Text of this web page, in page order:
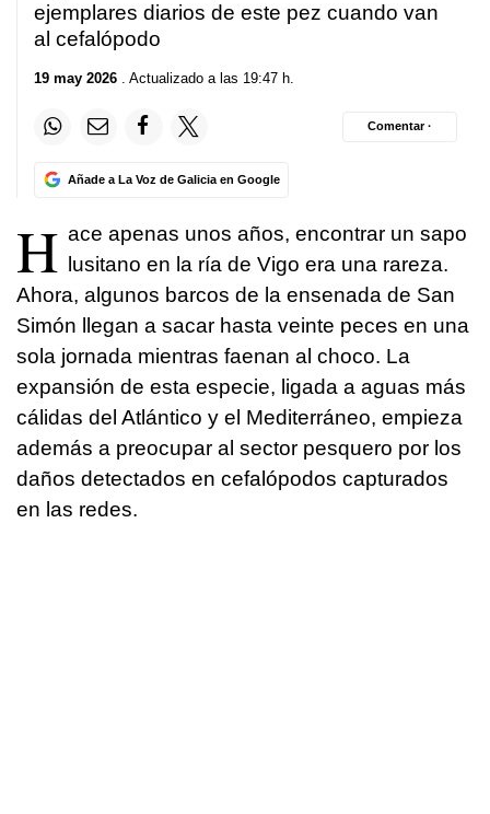
ejemplares diarios de este pez cuando van
al cefalópodo
19 may 2026 . Actualizado a las 19:47 h.
Añade a La Voz de Galicia en Google
Comentar ·
H ace apenas unos años, encontrar un sapo
lusitano en la ría de Vigo era una rareza.
Ahora, algunos barcos de la ensenada de San
Simón llegan a sacar hasta veinte peces en una
sola jornada mientras faenan al choco. La
expansión de esta especie, ligada a aguas más
cálidas del Atlántico y el Mediterráneo, empieza
además a preocupar al sector pesquero por los
daños detectados en cefalópodos capturados
en las redes.